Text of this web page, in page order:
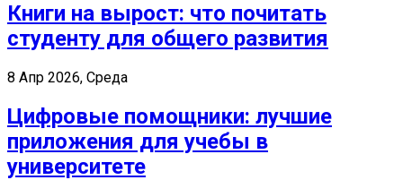
Книги на вырост: что почитать
студенту для общего развития
8 Апр 2026, Среда
Цифровые помощники: лучшие
приложения для учебы в
университете